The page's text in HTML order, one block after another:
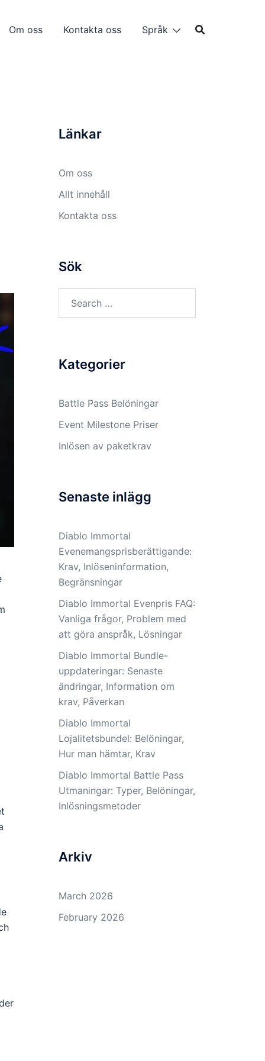
Om oss Kontakta oss Språk
Länkar
Om oss
Allt innehåll
Kontakta oss
Sök
Kategorier
Battle Pass Belöningar
Event Milestone Priser
Inlösen av paketkrav
Senaste inlägg
Diablo Immortal
Evenemangsprisberättigande:
Krav, Inlöseninformation,
Begränsningar
Diablo Immortal Evenpris FAQ:
Vanliga frågor, Problem med
att göra anspråk, Lösningar
Diablo Immortal Bundle-
uppdateringar: Senaste
ändringar, Information om
krav, Påverkan
Diablo Immortal
Lojalitetsbundel: Belöningar,
Hur man hämtar, Krav
Diablo Immortal Battle Pass
Utmaningar: Typer, Belöningar,
Inlösningsmetoder
Arkiv
March 2026
February 2026